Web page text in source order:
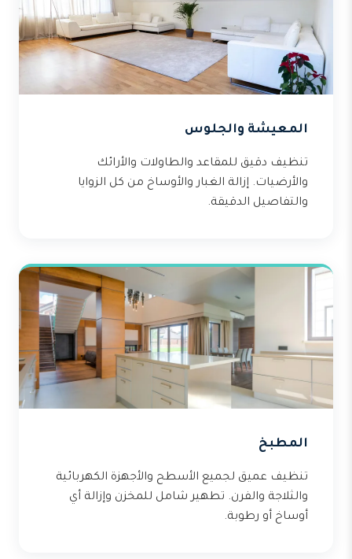
المعيشة والجلوس
تنظيف دقيق للمقاعد والطاولات والأرائك
والأرضيات. إزالة الغبار والأوساخ من كل الزوايا
والتفاصيل الدقيقة.
المطبخ
تنظيف عميق لجميع الأسطح والأجهزة الكهربائية
والثلاجة والفرن. تطهير شامل للمخزن وإزالة أي
أوساخ أو رطوبة.